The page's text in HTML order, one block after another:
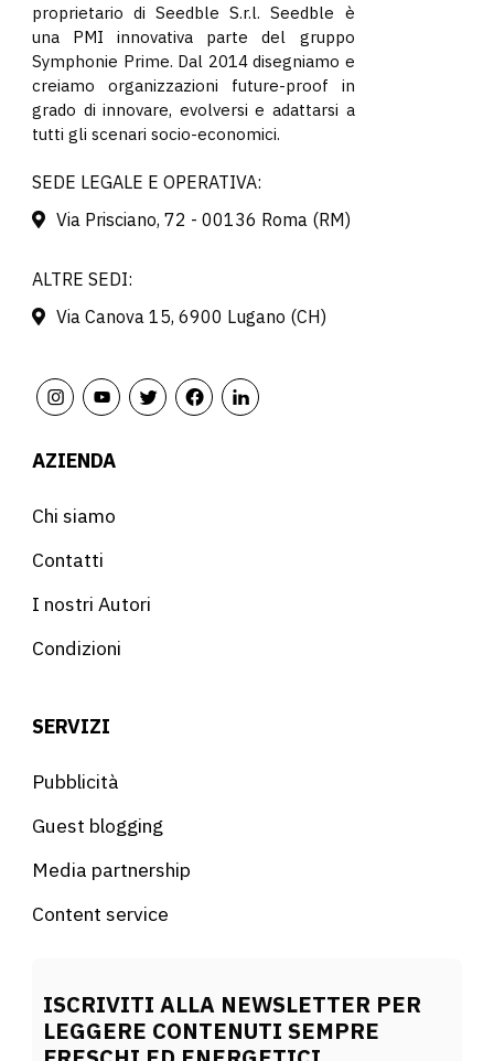
proprietario di Seedble S.r.l. Seedble è
una PMI innovativa parte del gruppo
Symphonie Prime. Dal 2014 disegniamo e
creiamo organizzazioni future-proof in
grado di innovare, evolversi e adattarsi a
tutti gli scenari socio-economici.
SEDE LEGALE E OPERATIVA:
Via Prisciano, 72 - 00136 Roma (RM)
ALTRE SEDI:
Via Canova 15, 6900 Lugano (CH)
AZIENDA
Chi siamo
Contatti
I nostri Autori
Condizioni
SERVIZI
Pubblicità
Guest blogging
Media partnership
Content service
ISCRIVITI ALLA NEWSLETTER PER
LEGGERE CONTENUTI SEMPRE